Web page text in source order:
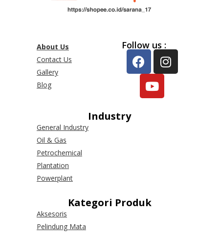
About Us
Contact Us
Gallery
Blog
Follow us :
Industry
General Industry
Oil & Gas
Petrochemical
Plantation
Powerplant
Kategori Produk
Aksesoris
Pelindung Mata